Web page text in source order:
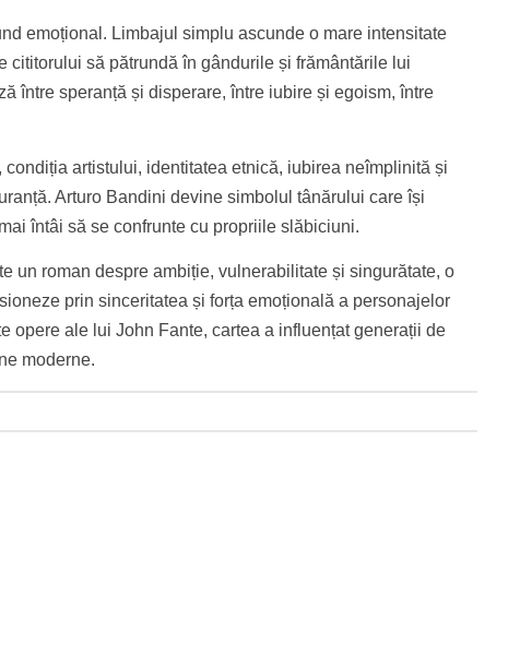
emoțional. Limbajul simplu ascunde o mare intensitate
cititorului să pătrundă în gândurile și frământările lui
între speranță și disperare, între iubire și egoism, între
artistului, identitatea etnică, iubirea neîmplinită și
Arturo Bandini devine simbolul tânărului care își
întâi să se confrunte cu propriile slăbiciuni.
un roman despre ambiție, vulnerabilitate și singurătate, o
prin sinceritatea și forța emoțională a personajelor
opere ale lui John Fante, cartea a influențat generații de
moderne.